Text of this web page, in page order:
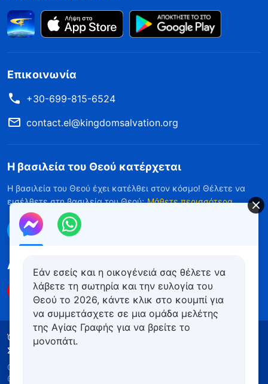
Επικοινωνία
+30-699-815-6524
contact.el@kingdomsalvation.org
Η βασιλεία του Θεού κατέρχεται
Η βασιλεία του Θεού έχει κατέλθει στον κόσμο! Θέλετε να
εισέλθετε στη βασιλεία του Θεού; Μάθετε περισσότερα
Επικοινωνήστε μαζί μας μέσω Messenger
Ακολουθήστε μας
Όροι Χρήσης
Πολιτική απορρήτου
Συντελεστές
Copyright © 2026
Θεού
Εάν εσείς και η οικογένειά σας θέλετε να
λάβετε τη σωτηρία και την ευλογία του
Θεού το 2026, κάντε κλικ στο κουμπί για
να συμμετάσχετε σε μια ομάδα μελέτης
της Αγίας Γραφής για να βρείτε το
μονοπάτι.